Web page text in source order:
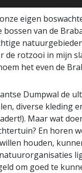
eigen
bossen van de
de rotzooi in mijn
het even de
Dumpwal de
diverse kleding
Maar wat
En horen
houden,
om goed te